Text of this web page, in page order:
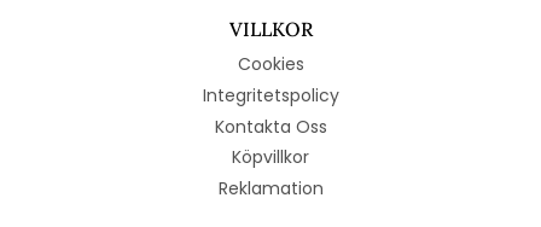
VILLKOR
Cookies
Integritetspolicy
Kontakta Oss
Köpvillkor
Reklamation